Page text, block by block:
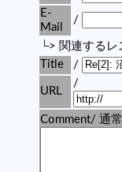
E-
Mail
/
└> 関連する
Title
/
URL
/
Comment/ 通